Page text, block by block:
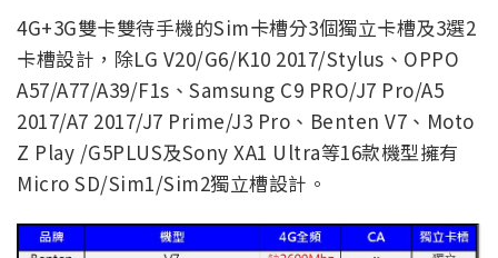
4G+3G雙卡雙待手機的Sim卡槽分3個獨立卡槽及3選2
卡槽設計，除LG V20/G6/K10 2017/Stylus、OPPO
A57/A77/A39/F1s、Samsung C9 PRO/J7 Pro/A5
2017/A7 2017/J7 Prime/J3 Pro、Benten V7、Moto
Z Play /G5PLUS及Sony XA1 Ultra等16款機型擁有
Micro SD/Sim1/Sim2獨立槽設計。